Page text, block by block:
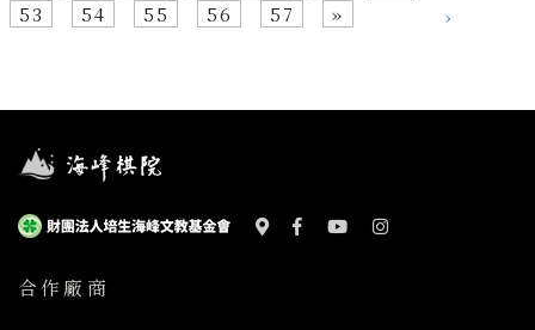
53
54 55 56 57 »
›
合作廠商